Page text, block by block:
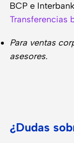
BCP e
Transferencias
Para ventas
asesores.
¿Dudas